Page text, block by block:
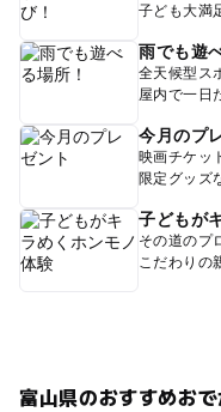
子ども大満
雨でも遊
全天候型ス
屋内で一日
今月のプ
映画チケッ
限定グッズ
子どもが
その道のプ
こだわりの
富山県のおすすめお